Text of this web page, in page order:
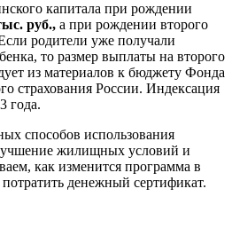
капитала при рождении
руб., а при рождении второго
родители уже получали
то размер выплаты на второго
из материалов к бюджету Фонда
страхования России. Индексация
года.
способов использования
жилищных условий и
как изменится программа в
денежный сертификат.